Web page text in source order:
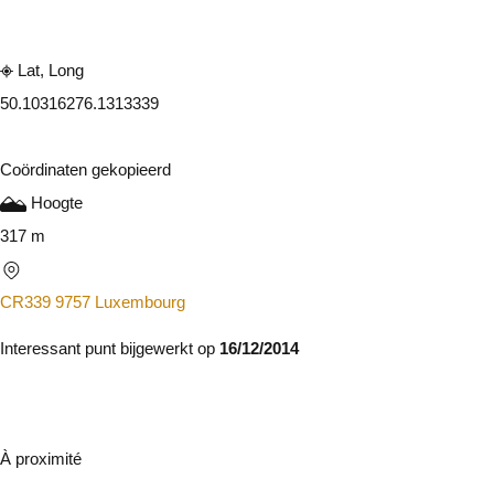
Lat, Long
50.10316276.1313339
Coördinaten gekopieerd
Hoogte
317 m
CR339 9757 Luxembourg
Interessant punt bijgewerkt op 16/12/2014
À proximité